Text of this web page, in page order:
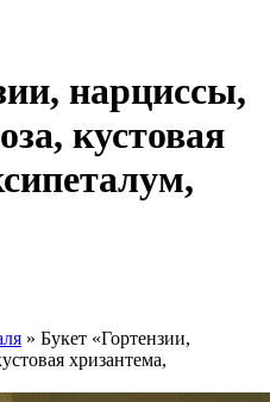
нарциссы,
кустовая
» Букет «Гортензии,
хризантема,